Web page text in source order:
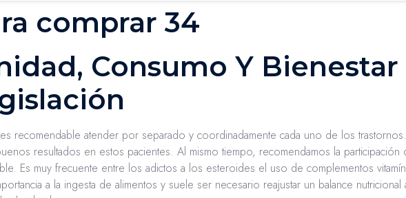
comprar 34
Consumo Y Bienestar
es recomendable atender por separado y coordinadamente cada uno de los
resultados en estos pacientes. Al mismo tiempo, recomendamos la participación
Es muy frecuente entre los adictos a los esteroides el uso de complementos
a la ingesta de alimentos y suele ser necesario reajustar un balance